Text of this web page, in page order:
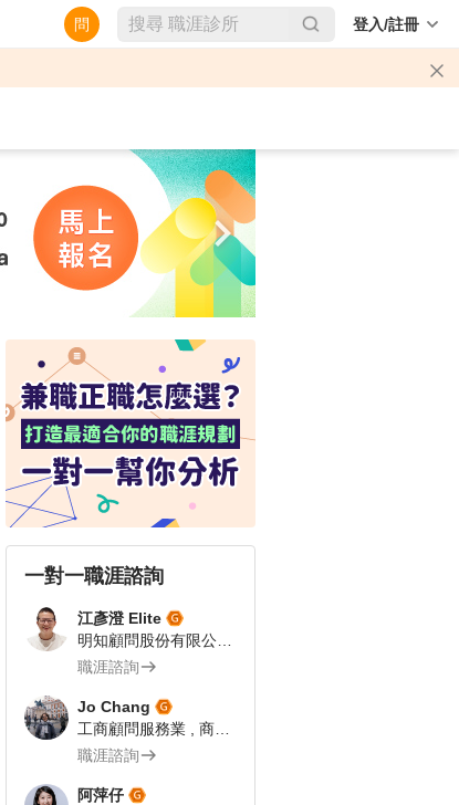
問 登入/註冊
一對一職涯諮詢
江彥澄 Elite
職涯諮詢
Jo Chang
職涯諮詢
阿萍仔